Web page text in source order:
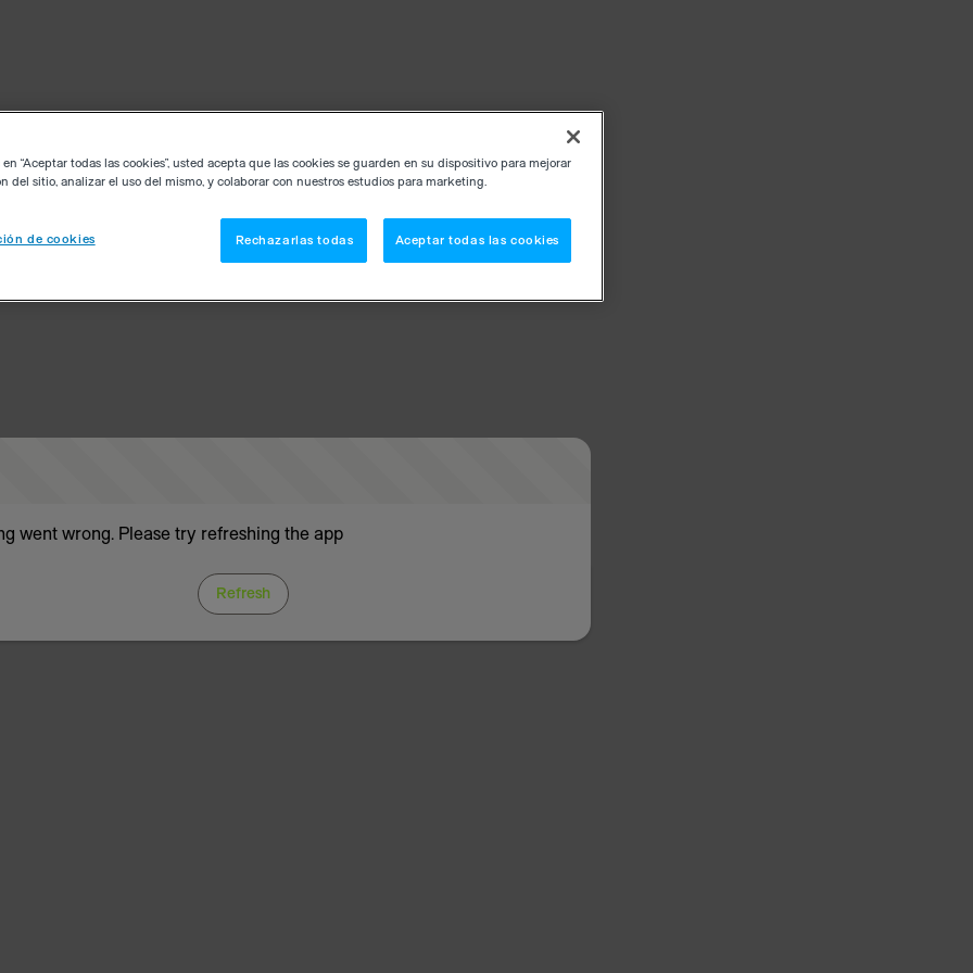
went wrong. Please try refreshing the app
Refresh
“Aceptar todas las cookies”, usted acepta que las cookies se guarden en su dispositivo para mejorar
del sitio, analizar el uso del mismo, y colaborar con nuestros estudios para marketing.
de cookies Rechazarlas todas Aceptar todas las cookies